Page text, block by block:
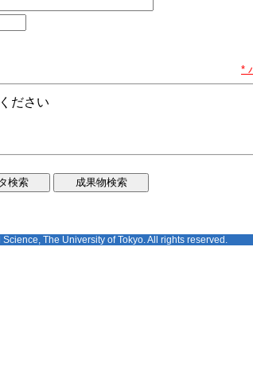
*
ださい
The University of Tokyo. All rights reserved.